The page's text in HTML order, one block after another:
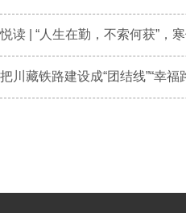
悦读 | “人生在勤，不索何获”，
把川藏铁路建设成“团结线”“幸福